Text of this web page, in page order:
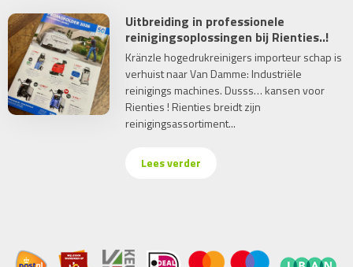
Uitbreiding in professionele
reinigingsoplossingen bij Rienties..!
Kränzle hogedrukreinigers importeur schap is
verhuist naar Van Damme: Industriële
reinigings machines. Dusss… kansen voor
Rienties ! Rienties breidt zijn
reinigingsassortiment...
Lees verder